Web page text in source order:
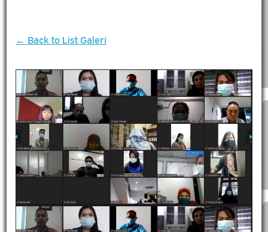
← Back to List Galeri